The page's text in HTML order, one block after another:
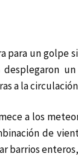
para un golpe
desplegaron
a la
a los
de
barrios